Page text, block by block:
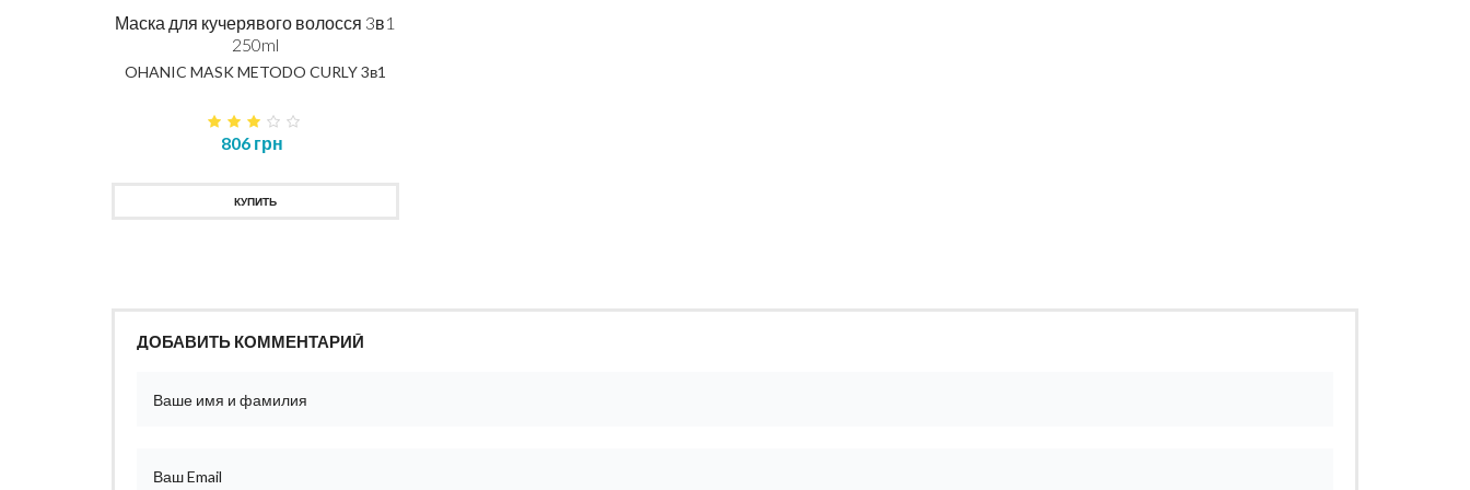
Маска для кучерявого волосся 3в1
250ml
OHANIC MASK METODO CURLY 3в1
806 грн
КУПИТЬ
ДОБАВИТЬ КОММЕНТАРИЙ